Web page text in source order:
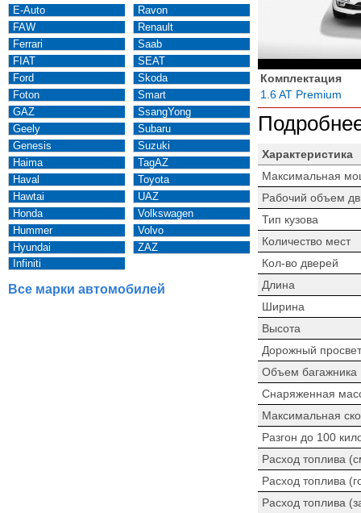
E-Auto
FAW
Ferrari
FIAT
Ford
Foton
GAZ
Geely
Genesis
Haima
Haval
Hawtai
Honda
Hummer
Hyundai
Infiniti
Ravon
Renault
Saab
SEAT
Skoda
Smart
SsangYong
Subaru
Suzuki
TagAZ
Toyota
UAZ
Volkswagen
Volvo
ZAZ
Все марки автомобилей
Комплектация
1.6 AT Premium
Характеристика
Максимальная
Рабочий объем
Тип кузова
Количество мест
Кол-во дверей
Длина
Ширина
Высота
Дорожный просвет
Объем багажника
Снаряженная
Максимальная
Разгон до 100
Расход топлива
Расход топлива
Расход топлива